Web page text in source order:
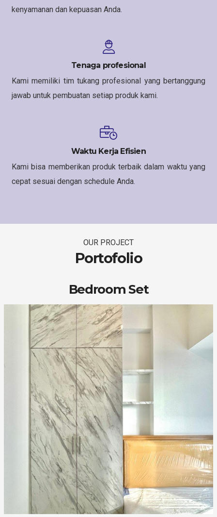
kenyamanan dan kepuasan Anda.
Tenaga profesional
Kami memiliki tim tukang profesional yang bertanggung
jawab untuk pembuatan setiap produk kami.
Waktu Kerja Efisien
Kami bisa memberikan produk terbaik dalam waktu yang
cepat sesuai dengan schedule Anda.
OUR PROJECT
Portofolio
Bedroom Set